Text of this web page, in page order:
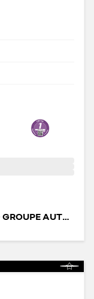
RENAULT AIX EN PROVENCE - GROUPE AUTOSPHERE